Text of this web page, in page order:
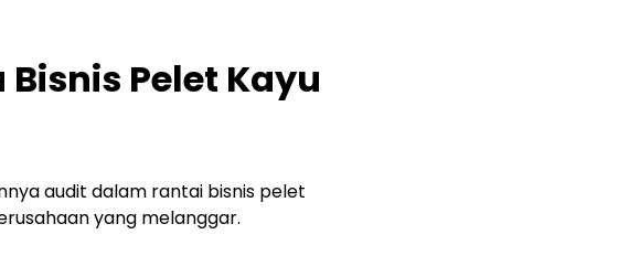
Pelet Kayu
audit dalam rantai bisnis pelet
yang melanggar.